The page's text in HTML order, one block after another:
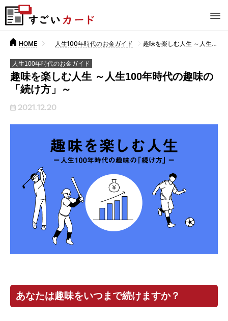
HOME 人生100年時代のお金ガイド 趣味を楽しむ人生 ～人生100年時代の趣味の「続け方」～
人生100年時代のお金ガイド
趣味を楽しむ人生 ～人生100年時代の趣味の
「続け方」～
2021.12.20
あなたは趣味をいつまで続けますか？